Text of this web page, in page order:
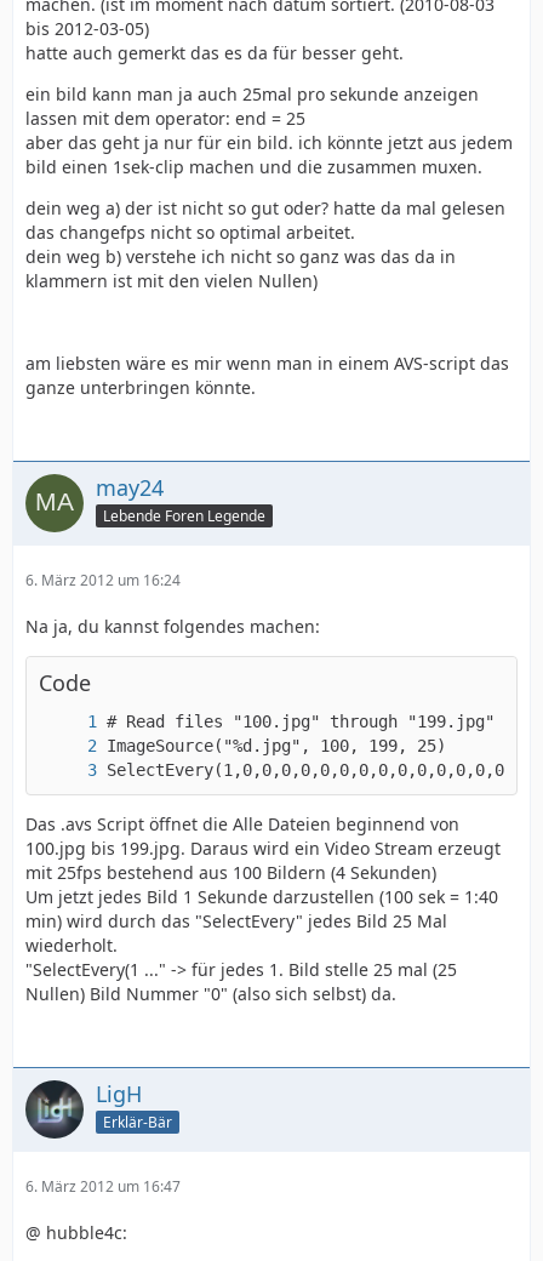
bis 2012-03-05)
hatte auch gemerkt das es da für besser geht.
ein bild kann man ja auch 25mal pro sekunde anzeigen
lassen mit dem operator: end = 25
aber das geht ja nur für ein bild. ich könnte jetzt aus jedem
bild einen 1sek-clip machen und die zusammen muxen.
dein weg a) der ist nicht so gut oder? hatte da mal gelesen
das changefps nicht so optimal arbeitet.
dein weg b) verstehe ich nicht so ganz was das da in
klammern ist mit den vielen Nullen)
am liebsten wäre es mir wenn man in einem AVS-script das
ganze unterbringen könnte.
may24
Lebende Foren Legende
6. März 2012 um 16:24
Na ja, du kannst folgendes machen:
Code
Das .avs Script öffnet die Alle Dateien beginnend von
100.jpg bis 199.jpg. Daraus wird ein Video Stream erzeugt
mit 25fps bestehend aus 100 Bildern (4 Sekunden)
Um jetzt jedes Bild 1 Sekunde darzustellen (100 sek = 1:40
min) wird durch das "SelectEvery" jedes Bild 25 Mal
wiederholt.
"SelectEvery(1 ..." -> für jedes 1. Bild stelle 25 mal (25
Nullen) Bild Nummer "0" (also sich selbst) da.
LigH
Erklär-Bär
6. März 2012 um 16:47
@ hubble4c: